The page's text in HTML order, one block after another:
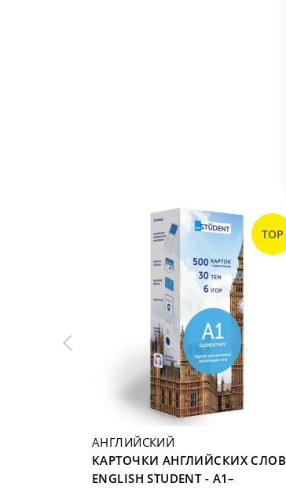
TOP
АНГЛИЙСКИЙ
КАРТОЧКИ АНГЛИЙСКИХ СЛОВ
ENGLISH STUDENT - A1–